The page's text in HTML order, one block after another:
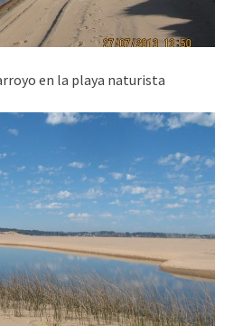
en la playa naturista